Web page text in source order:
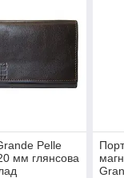
Pelle
мм глянсова